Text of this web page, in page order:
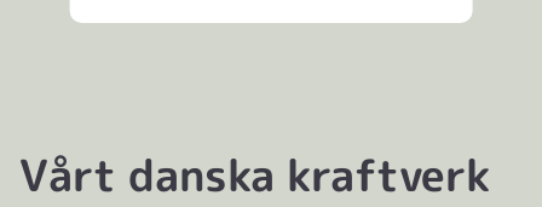
Vårt danska kraftverk